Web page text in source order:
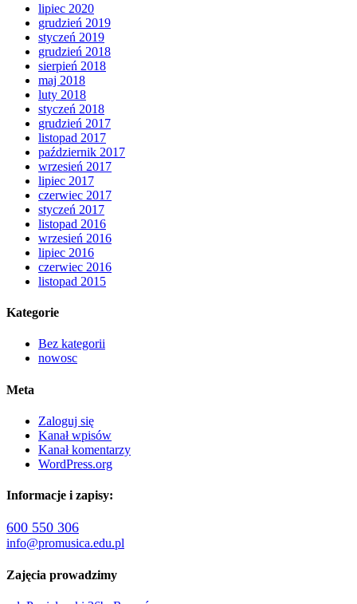
lipiec 2020
grudzień 2019
styczeń 2019
grudzień 2018
sierpień 2018
maj 2018
luty 2018
styczeń 2018
grudzień 2017
listopad 2017
październik 2017
wrzesień 2017
lipiec 2017
czerwiec 2017
styczeń 2017
listopad 2016
wrzesień 2016
lipiec 2016
czerwiec 2016
listopad 2015
Kategorie
Bez kategorii
nowosc
Meta
Zaloguj się
Kanał wpisów
Kanał komentarzy
WordPress.org
Informacje i zapisy:
600 550 306
info@promusica.edu.pl
Zajęcia prowadzimy